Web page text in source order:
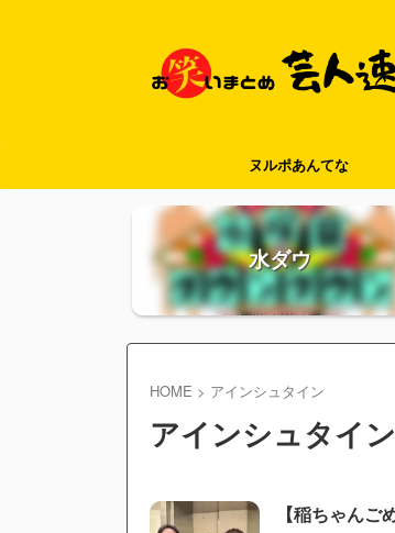
ヌルポあんてな
水ダウ
HOME > アインシュタイン
アインシュタイン
【稲ちゃんご